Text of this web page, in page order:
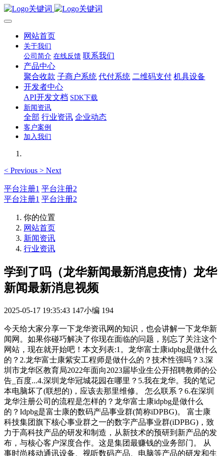
网站首页
关于我们
公司简介 在线反馈 联系我们
产品中心
聚合收款 子商户系统 代付系统 二维码支付 机具设备
开发者中心
API开发文档 SDK下载
新闻资讯
全部 行业资讯 企业动态
客户案例
加入我们
< Previous > Next
平台注册1 平台注册2
平台注册1 平台注册2
你的位置
网站首页
新闻资讯
行业资讯
学到了吗（龙华新闻最新消息疫情）龙华
新闻最新消息视频
2025-05-17 19:35:43 147小编 194
今天给大家分享一下龙华资讯网的知识，也会讲解一下龙华新
闻网。如果你碰巧解决了你现在面临的问题，别忘了关注这个
网站，现在就开始吧！本文列表:1。龙华富士康idpbg是做什么
的？2.龙华富士康紫安工程师是做什么的？技术性强吗？3.深
圳市龙华区教育局2022年面向2023届毕业生公开招聘教师的公
告_百度...4.深圳龙华冠城花园在哪里？5.我在龙华。我的笔记
本电脑坏了(联想的)，应该去那里维修。 怎么联系？6.在深圳
龙华注册公司的流程是怎样的？龙华富士康idpbg是做什么
的？Idpbg是富士康的数码产品事业群(简称iDPBG)。 富士康
科技集团旗下核心事业群之一的数字产品事业群(iDPBG)，致
力于高科技产品的研发和制造，从新技术的预研到新产品的发
布，与核心客户深度合作。这是集团最赚钱的业务部门。 从
事时尚移动通讯设备、视听数码产品、电脑等产品的研发和生